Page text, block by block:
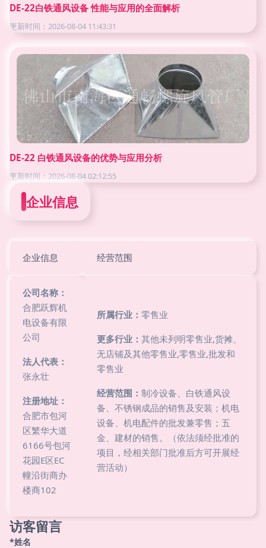
DE-22白铁通风设备 性能与应用的全面解析
更新时间：2026-08-04 11:43:31
DE-22 白铁通风设备的优势与应用分析
更新时间：2026-08-04 02:12:55
企业信息
企业信息 经营范围
公司名称：
合肥跃辉机
电设备有限
公司
法人代表：
张永壮
注册地址：
合肥市包河
区繁华大道
6166号包河
花园E区EC
幢沿街商办
楼商102
所属行业： 零售业
更多行业： 其他未列明零售业,货摊、
无店铺及其他零售业,零售业,批发和
零售业
经营范围： 制冷设备、白铁通风设
备、不锈钢成品的销售及安装；机电
设备、机电配件的批发兼零售；五
金、建材的销售。（依法须经批准的
项目，经相关部门批准后方可开展经
营活动）
访客留言
*姓名